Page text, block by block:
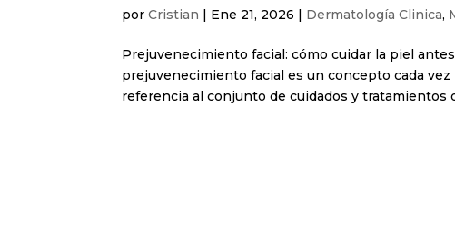
porCristian Ene 21, 2026 Dermatología Clinica,
Prejuvenecimiento facial: cómo cuidar la piel
prejuvenecimiento facial es un concepto cada
referencia al conjunto de cuidados y tratamientos